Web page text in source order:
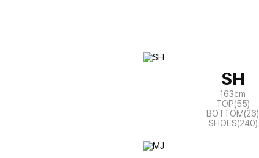
SH
163cm
TOP(55)
BOTTOM(26)
SHOES(240)